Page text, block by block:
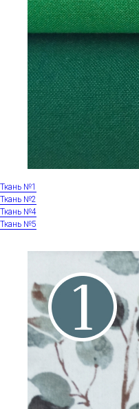
Ткань №1
Ткань №2
Ткань №4
Ткань №5